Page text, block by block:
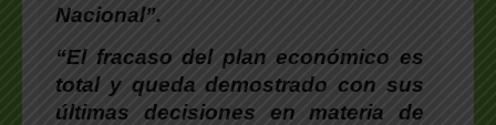
Nacional”.
“El fracaso del plan económico es
total y queda demostrado con sus
últimas decisiones en materia de